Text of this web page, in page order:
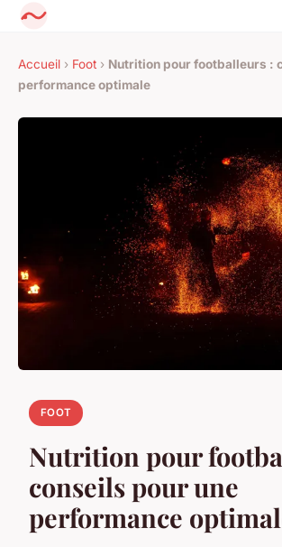
Accueil › Foot › Nutrition pour footballeurs :
performance optimale
FOOT
Nutrition pour
conseils pour une
performance